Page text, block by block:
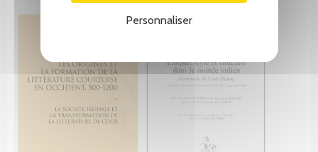
Personnaliser